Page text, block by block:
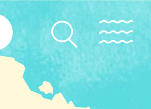
本島中部
先島諸島